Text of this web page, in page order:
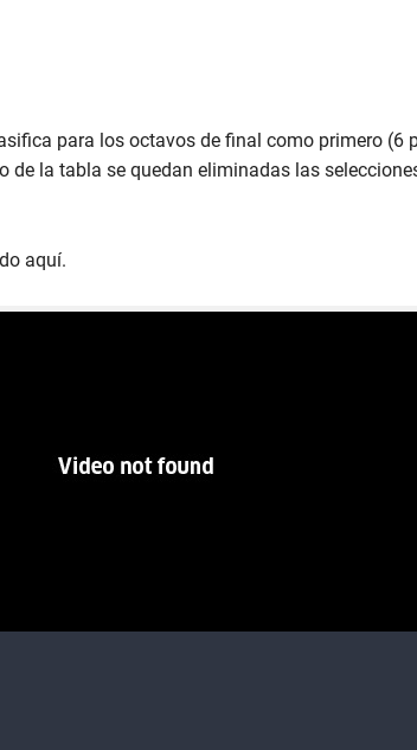
para los octavos de final como primero
de la tabla se quedan eliminadas las
aquí.